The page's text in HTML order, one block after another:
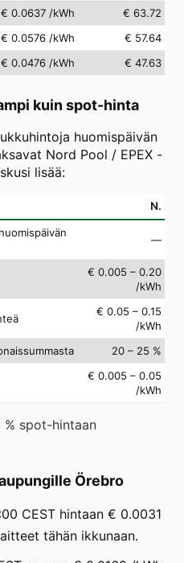
€ 0.0637 /kWh
€ 63.72
€ 0.0576 /kWh
€ 57.64
€ 0.0476 /kWh € 47.63
kuin spot-hinta
huomispäivän
Nord Pool / EPEX -
lisää:
N.
—
€ 0.005 – 0.20
/kWh
€ 0.05 – 0.15
/kWh
20 – 25 %
€ 0.005 – 0.05
/kWh
% spot-hintaan
Örebro
CEST hintaan € 0.0031
tähän ikkunaan.